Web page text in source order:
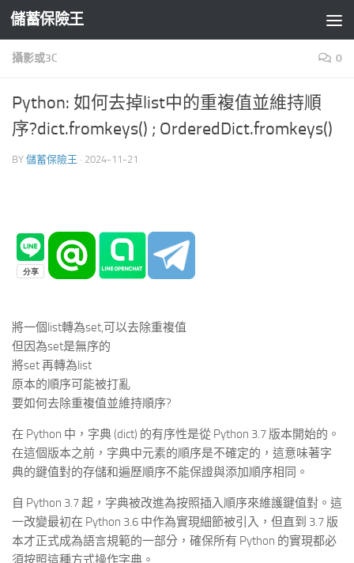
Skip to content
儲蓄保險王
攝影或3C 0
Python: 如何去掉list中的重複值並維持順
序?dict.fromkeys() ; OrderedDict.fromkeys()
BY 儲蓄保險王 · 2024-11-21
將一個list轉為set,可以去除重複值
但因為set是無序的
將set 再轉為list
原本的順序可能被打亂
要如何去除重複值並維持順序?
在 Python 中，字典 (dict) 的有序性是從 Python 3.7 版本開始的。
在這個版本之前，字典中元素的順序是不確定的，這意味著字
典的鍵值對的存儲和遍歷順序不能保證與添加順序相同。
自 Python 3.7 起，字典被改進為按照插入順序來維護鍵值對。這
一改變最初在 Python 3.6 中作為實現細節被引入，但直到 3.7 版
本才正式成為語言規範的一部分，確保所有 Python 的實現都必
須按照這種方式操作字典。